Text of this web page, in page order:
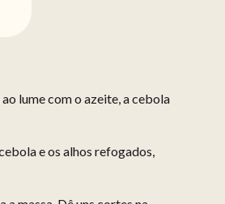
lume com o azeite, a cebola
e os alhos refogados,